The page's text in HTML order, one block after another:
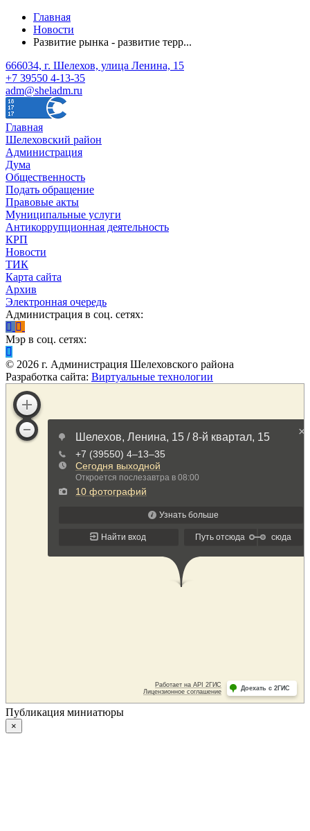
Главная
Новости
Развитие рынка - развитие терр...
666034, г. Шелехов, улица Ленина, 15
+7 39550 4-13-35
adm@sheladm.ru
Главная
Шелеховский район
Администрация
Дума
Общественность
Подать обращение
Правовые акты
Муниципальные услуги
Антикоррупционная деятельность
КРП
Новости
ТИК
Карта сайта
Архив
Электронная очередь
Администрация в соц. сетях:
Мэр в соц. сетях:
© 2026 г. Администрация Шелеховского района
Разработка сайта: Виртуальные технологии
Публикация миниатюры
×